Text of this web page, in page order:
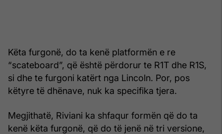
Këta furgonë, do ta kenë platformën e re
“scateboard”, që është përdorur te R1T dhe R1S,
si dhe te furgoni katërt nga Lincoln. Por, pos
këtyre të dhënave, nuk ka specifika tjera.
Megjithatë, Riviani ka shfaqur formën që do ta
kenë këta furgonë, që do të jenë në tri versione,